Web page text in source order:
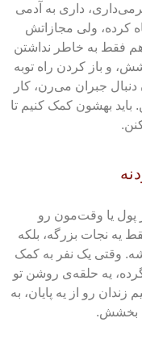
داری به آدمی
کرده، ولی مجازاتش
هم فقط به خاطر نداشتن
و باز کردن راه توبه
دنبال جبران می‌رن، کار
بهشون کمک کنیم تا
پول یا وقت‌مون رو
یه نجات بزرگه، بلکه
وقتی یک نفر به کمک
یه حلقه‌ی روشن تو
رو از یه پایان، به
بخشش.